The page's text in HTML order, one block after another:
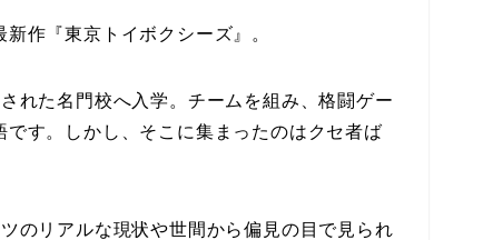
作『東京トイボクシーズ』。
れた名門校へ入学。チームを組み、格闘ゲー
す。しかし、そこに集まったのはクセ者ば
のリアルな現状や世間から偏見の目で見られ